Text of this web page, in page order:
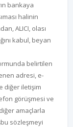
bankaya
halinin
ALICI, olası
kabul, beyan
belirtilen
adresi, e-
diğer iletişim
görüşmesi ve
amaçlarla
sözleşmeyi